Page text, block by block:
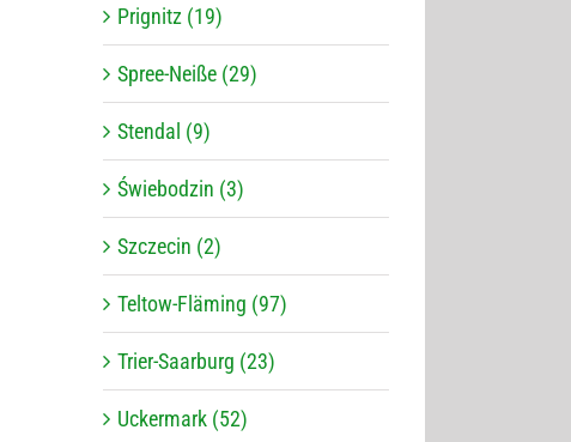
Prignitz (19)
Spree-Neiße (29)
Stendal (9)
Świebodzin (3)
Szczecin (2)
Teltow-Fläming (97)
Trier-Saarburg (23)
Uckermark (52)